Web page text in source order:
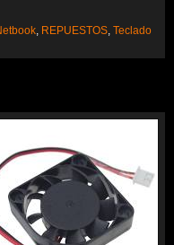
REPUESTOS Teclado